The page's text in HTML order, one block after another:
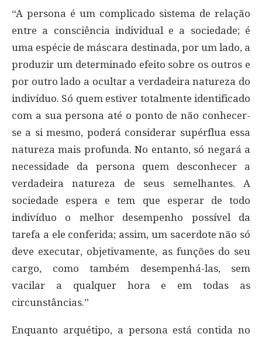
“A persona é um complicado sistema de relação
entre a consciência individual e a sociedade; é
uma espécie de máscara destinada, por um lado, a
produzir um determinado efeito sobre os outros e
por outro lado a ocultar a verdadeira natureza do
indivíduo. Só quem estiver totalmente identificado
com a sua persona até o ponto de não conhecer-
se a si mesmo, poderá considerar supérflua essa
natureza mais profunda. No entanto, só negará a
necessidade da persona quem desconhecer a
verdadeira natureza de seus semelhantes. A
sociedade espera e tem que esperar de todo
indivíduo o melhor desempenho possível da
tarefa a ele conferida; assim, um sacerdote não só
deve executar, objetivamente, as funções do seu
cargo, como também desempenhá-las, sem
vacilar a qualquer hora e em todas as
circunstâncias.”
Enquanto arquétipo, a persona está contida no